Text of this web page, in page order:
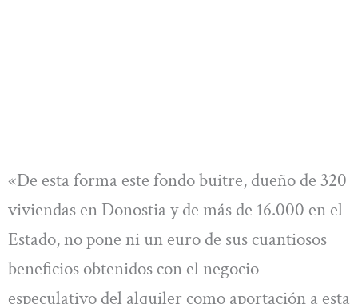
«De esta forma este fondo buitre, dueño de 320
viviendas en Donostia y de más de 16.000 en el
Estado, no pone ni un euro de sus cuantiosos
beneficios obtenidos con el negocio
especulativo del alquiler como aportación a esta